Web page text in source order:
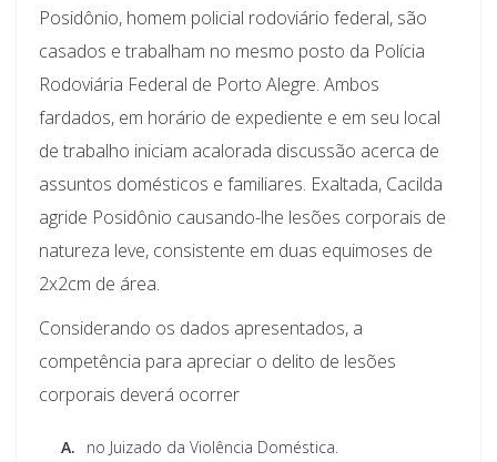
Posidônio, homem policial rodoviário federal, são
casados e trabalham no mesmo posto da Polícia
Rodoviária Federal de Porto Alegre. Ambos
fardados, em horário de expediente e em seu local
de trabalho iniciam acalorada discussão acerca de
assuntos domésticos e familiares. Exaltada, Cacilda
agride Posidônio causando-lhe lesões corporais de
natureza leve, consistente em duas equimoses de
2x2cm de área.
Considerando os dados apresentados, a
competência para apreciar o delito de lesões
corporais deverá ocorrer
A. no Juizado da Violência Doméstica.